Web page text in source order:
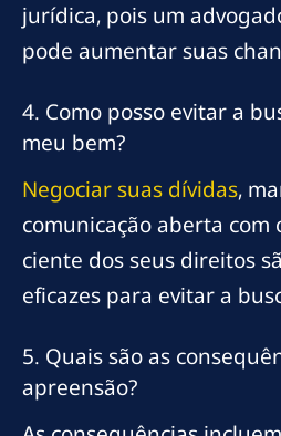
jurídica, pois um
pode aumentar suas
4. Como posso evitar a
meu bem?
Negociar suas dívidas,
comunicação aberta com
ciente dos seus direitos
eficazes para evitar a
5. Quais são as
apreensão?